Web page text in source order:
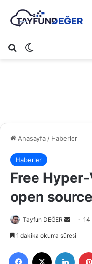
Arama yap ...
Anasayfa/ Haberler
Haberler
Free
Tayfun DEĞER
e
14
1 dakika okuma süresi